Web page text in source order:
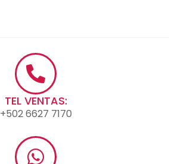
TEL VENTAS:
+502 6627 7170